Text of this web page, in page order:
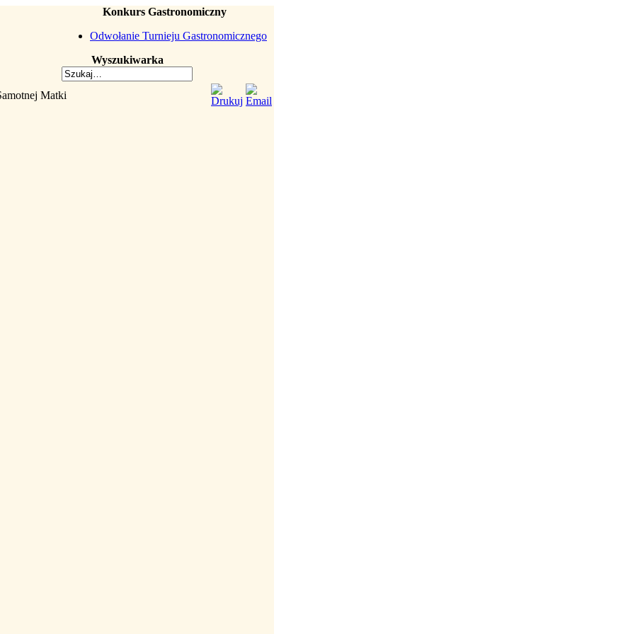
Konkurs Gastronomiczny
Odwołanie Turnieju Gastronomicznego
Wyszukiwarka
Matki